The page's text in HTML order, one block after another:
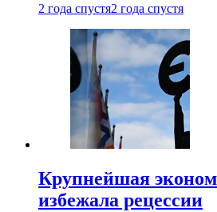
2 года спустя2 года спустя
Крупнейшая
избежала рецессии